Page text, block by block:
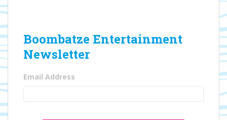
Boombatze Entertainment
Newsletter
Email Address